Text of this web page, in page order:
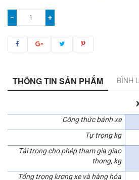
− +
THÔNG TIN SẢN PHẨM BÌNH
Công thức bánh xe
Tự trọng kg
Tải trọng cho phép tham gia giao
thong, kg
Tổng trọng lượng xe và hàng hóa